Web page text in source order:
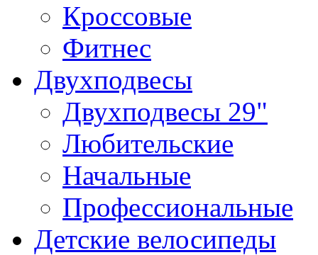
Кроссовые
Фитнес
Двухподвесы
Двухподвесы 29"
Любительские
Начальные
Профессиональные
Детские велосипеды